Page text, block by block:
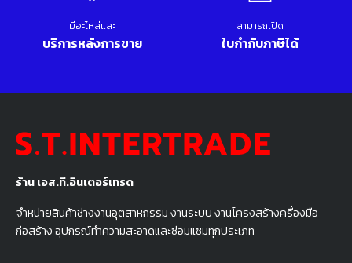
ร้าน เอส.ที.อินเตอร์เทรด
จำหน่ายสินค้าช่างงานอุตสาหกรรม งานระบบ งานโครงสร้างครื่องมือ
ก่อสร้าง อุปกรณ์ทำความสะอาดและซ่อมแซมทุกประเภท
มีอะไหล่และ
บริการหลังการขาย
สามารถเปิด
ใบกำกับภาษีได้